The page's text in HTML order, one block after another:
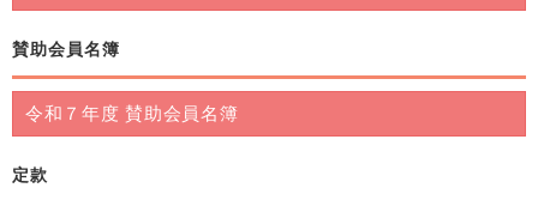
賛助会員名簿
令和７年度 賛助会員名簿
定款